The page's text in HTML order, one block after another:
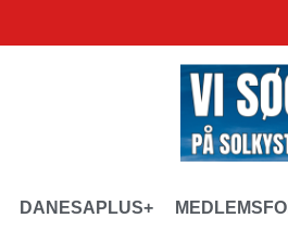
DANESAPLUS+